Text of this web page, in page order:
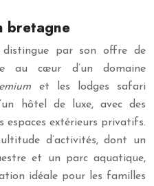
bretagne
distingue par son offre de
au cœur d’un domaine
et les lodges safari
hôtel de luxe, avec des
espaces extérieurs privatifs.
d’activités, dont un
et un parc aquatique,
idéale pour les familles